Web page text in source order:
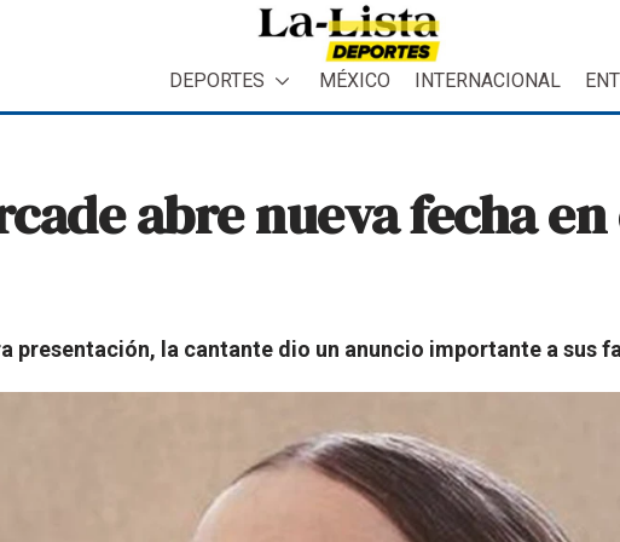
DEPORTES MÉXICO INTERNACIONAL
abre nueva fecha
presentación, la cantante dio un anuncio importante a sus